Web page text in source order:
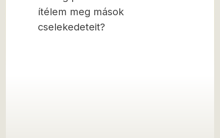
ítélem meg mások
cselekedeteit?